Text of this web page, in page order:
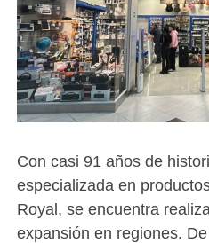
Con casi 91 años de
especializada en
Royal, se encuentra
expansión en regiones.